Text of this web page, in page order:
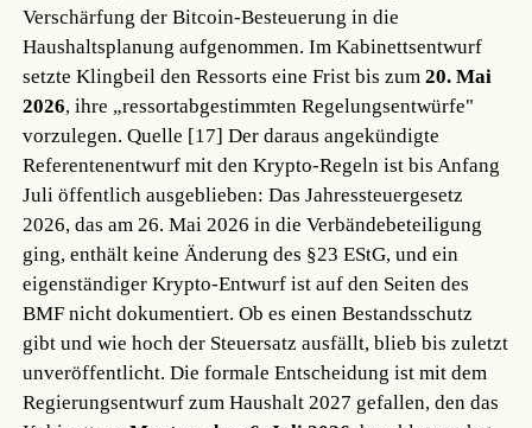
Verschärfung der Bitcoin-Besteuerung in die
Haushaltsplanung aufgenommen. Im Kabinettsentwurf
setzte Klingbeil den Ressorts eine Frist bis zum20. Mai
2026, ihre „ressortabgestimmten Regelungsentwürfe"
vorzulegen.Quelle [17] Der daraus angekündigte
Referentenentwurf mit den Krypto-Regeln ist bis Anfang
Juli öffentlich ausgeblieben: Das Jahressteuergesetz
2026, das am 26. Mai 2026 in die Verbändebeteiligung
ging, enthält keine Änderung des §23 EStG, und ein
eigenständiger Krypto-Entwurf ist auf den Seiten des
BMF nicht dokumentiert. Ob es einen Bestandsschutz
gibt und wie hoch der Steuersatz ausfällt, blieb bis zuletzt
unveröffentlicht. Die formale Entscheidung ist mit dem
Regierungsentwurf zum Haushalt 2027 gefallen, den das